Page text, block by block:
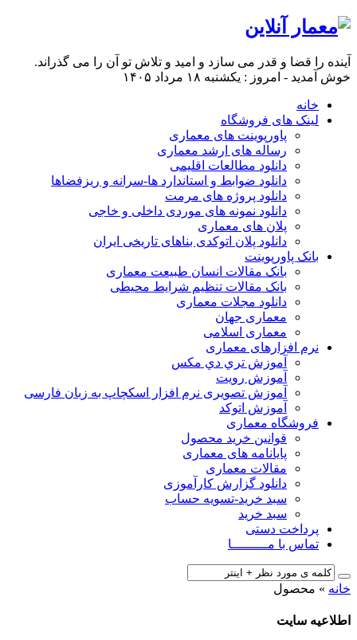
آینده را قضا و قدر می سازد و امید و تلاش تو آن را می گذراند.
خوش آمدید - امروز : یکشنبه ۱۸ مرداد ۱۴۰۵
خانه
لینک های فروشگاه
پاورپوینت های معماری
رساله های ارشد معماری
دانلود مطالعات اقلیمی
دانلود ضوابط و استاندارد ها-سرانه و ریزفضاها
دانلود پروژه های مرمت
دانلود نمونه های موردی داخلی و خاجی
پلان های معماری
دانلود پلان اتوکدی بناهای تاریخی ایران
بانک پاورپوینت
بانک مقالات انسان طبیعت معماری
بانک مقالات تنظیم شرایط محیطی
دانلود مجلات معماری
معماری جهان
معماری اسلامی
نرم افزارهای معماری
آﻣﻮزش ﺗﺮي دي ﻣﮑﺲ
آموزش رویت
آموزش تصویری نرم افزار اسکچاپ به زبان فارسی
آموزش اتوکد
فروشگاه معماری
قوانین خرید محصول
پایانامه های معماری
مقالات معماری
دانلود گزارش کارآموزی
سبد خرید-تسویه حساب
سبد خرید
پرداخت دستی
تماس با مـــــــــا
خانه » محصول
اطلاعیه سایت